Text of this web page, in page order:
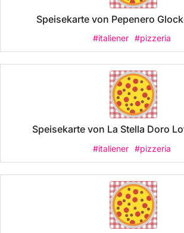
Speisekarte von Pepenero
#italiener #pizzeria
Speisekarte von La Stella Doro
#italiener #pizzeria